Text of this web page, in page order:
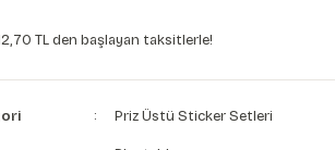
TL den başlayan taksitlerle!
Priz Üstü Sticker Setleri